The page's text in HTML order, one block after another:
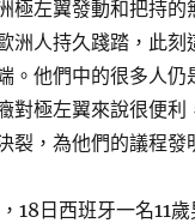
極左翼發動和把持
洲人持久踐踏，此
。他們中的很多人
對極左翼來說很便
裂，為他們的議程發
18日西班牙一名11